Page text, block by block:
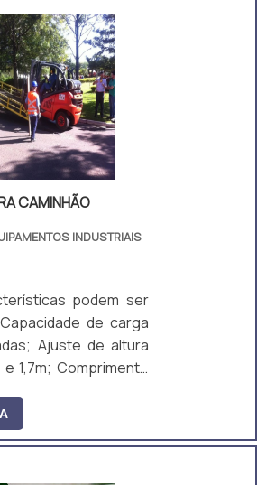
e horizontal) e o
com matérias-
resistência e
suporta
ser utilizada
de pessoas até
do amb.
CAMINHÃO
INDUSTRIAIS
podem ser
Ajuste de altura
1,7m; Comprimento
por perfis